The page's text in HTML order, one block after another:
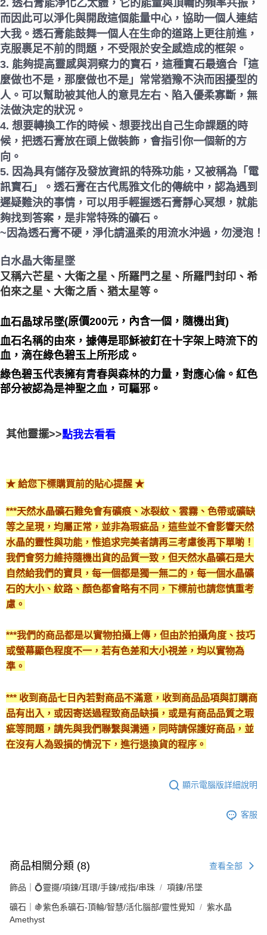
2. 透石膏能淨化乙太體，它的能量與頂輪的頻率共振，
而因此可以淨化與開啟這個能量中心，協助一個人連結
大我。透石膏能鼓舞一個人在生命的道路上更往前進，
克服裹足不前的問題，不受限於安全感造成的框架。
3. 能夠提高靈感與洞察力的寶石，這種寶石最適合「這
麼做也不是，那麼做也不是」常常猶豫不決而困擾型的
人。可以幫助被其他人的意見左右、陷入優柔寡斷，無
法做決定的狀況。
4. 想要轉換工作的時候、想要找出自己生命課題的時
候，把透石膏放在頭上做裝飾，會指引你一個新的方
向。
5. 因為具有儲存及發放資訊的特殊功能，又被稱為「電
訊寶石」。透石膏在古代馬雅文化的傳統中，認為遇到
遲疑難決的事情，可以用手輕握透石膏靜心冥想，就能
夠找到答案，是非常特殊的礦石。
~因為透石膏不硬，淨化請溫柔的用流水沖過，勿浸泡！
白水晶大衛星墜
又稱六芒星、大衛之星、所羅門之星、所羅門封印、希
伯來之星、大衛之盾、猶太星等。
血石晶球吊墜(原價200元，內含一個，隨機出貨)
血石名稱的由來，據傳是耶穌被釘在十字架上時流下的
血，滴在綠色碧玉上所形成。
綠色碧玉代表擁有青春與森林的力量，對應心倫。紅色
部分被認為是神聖之血，可驅邪。
其他靈擺>>點我去看看
★ 給您下標購買前的貼心提醒 ★
***天然水晶礦石難免會有礦痕、冰裂紋、雲霧、色帶或礦缺
等之呈現，均屬正常，並非為瑕疵品，這些並不會影響天然
水晶的靈性與功能，惟追求完美者請再三考慮後再下單喲！
我們會努力維持隨機出貨的品質一致，但天然水晶礦石是大
自然給我們的寶貝，每一個都是獨一無二的，每一個水晶礦
石的大小、紋路、顏色都會略有不同，下標前也請您慎重考
慮。
***我們的商品都是以實物拍攝上傳，但由於拍攝角度、技巧
或螢幕顯色程度不一，若有色差和大小視差，均以實物為
準。
*** 收到商品七日內若對商品不滿意，收到商品品項與訂購商
品有出入，或因寄送過程致商品缺損，或是有商品品質之瑕
疵等問題，請先與我們聯繫與溝通，同時請保護好商品，並
在沒有人為毀損的情況下，進行退換貨的程序。
顯示電腦版詳細說明
客服
商品相關分類 (8) 查看全部
飾品｜💍靈擺/項鍊/耳環/手鍊/戒指/串珠 項鍊/吊墜
礦石｜🍇紫色系礦石-頂輪/智慧/活化腦部/靈性覺知
紫水晶
Amethyst